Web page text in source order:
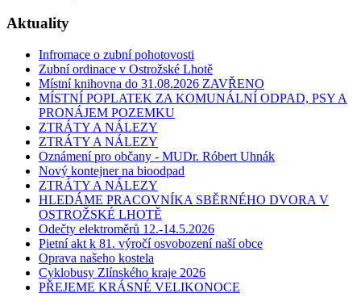
Aktuality
Infromace o zubní pohotovosti
Zubní ordinace v Ostrožské Lhotě
Místní knihovna do 31.08.2026 ZAVŘENO
MÍSTNÍ POPLATEK ZA KOMUNÁLNÍ ODPAD, PSY A
PRONÁJEM POZEMKU
ZTRÁTY A NÁLEZY
ZTRÁTY A NÁLEZY
Oznámení pro občany - MUDr. Róbert Uhnák
Nový kontejner na bioodpad
ZTRÁTY A NÁLEZY
HLEDÁME PRACOVNÍKA SBĚRNÉHO DVORA V
OSTROŽSKÉ LHOTĚ
Odečty elektroměrů 12.-14.5.2026
Pietní akt k 81. výročí osvobození naší obce
Oprava našeho kostela
Cyklobusy Zlínského kraje 2026
PŘEJEME KRÁSNÉ VELIKONOCE